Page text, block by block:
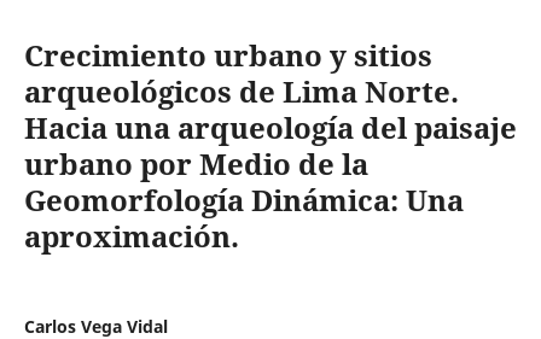
Crecimiento urbano y sitios
arqueológicos de Lima Norte.
Hacia una arqueología del paisaje
urbano por Medio de la
Geomorfología Dinámica: Una
aproximación.
Carlos Vega Vidal